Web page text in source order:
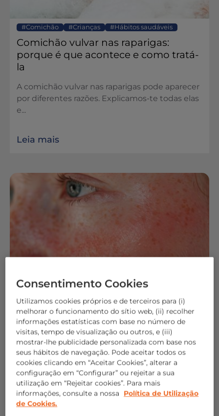
Comichão Crianças Hábitos saudáveis
Comichão vulvar nas raparigas:
porque é que acontece e como tratá-
la
A comichão vulvar nas raparigas pode aparecer
por diferentes razões. Explicamos-te todas elas
e...
Leia mais
Adultos Comichão Hidratação
Dermatite atópica facial em adultos
Secura, aperto ou inflamação são alguns dos
sintomas da dermatite atópica no rosto dos
adultos....
Consentimento Cookies
Utilizamos cookies próprios e de terceiros para (i)
melhorar o funcionamento do sítio web, (ii) recolher
informações estatísticas com base no número de
visitas, tempo de visualização ou outros, e (iii)
mostrar-lhe publicidade personalizada com base nos
seus hábitos de navegação. Pode aceitar todos os
cookies clicando em “Aceitar Cookies”, alterar a
configuração em “Configurar” ou rejeitar a sua
utilização em “Rejeitar cookies”. Para mais
informações, consulte a nossa
Política de Utilização
de Cookies.